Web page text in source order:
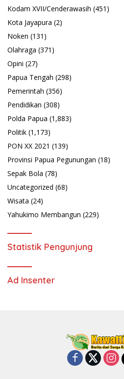
Kodam XVII/Cenderawasih (451)
Kota Jayapura (2)
Noken (131)
Olahraga (371)
Opini (27)
Papua Tengah (298)
Pemerintah (356)
Pendidikan (308)
Polda Papua (1,883)
Politik (1,173)
PON XX 2021 (139)
Provinsi Papua Pegunungan (18)
Sepak Bola (78)
Uncategorized (68)
Wisata (24)
Yahukimo Membangun (229)
Statistik Pengunjung
Ad Insenter